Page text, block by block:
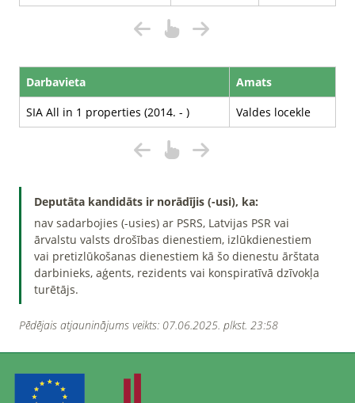
Darbavieta
Amats
SIA All in 1 properties (2014. - )
Valdes locekle
Deputāta kandidāts ir norādījis (-usi), ka:
nav sadarbojies (-usies) ar PSRS, Latvijas PSR vai
ārvalstu valsts drošības dienestiem, izlūkdienestiem
vai pretizlūkošanas dienestiem kā šo dienestu ārštata
darbinieks, aģents, rezidents vai konspiratīvā dzīvokļa
turētājs.
Pēdējais atjauninājums veikts: 07.06.2025. plkst. 23:58